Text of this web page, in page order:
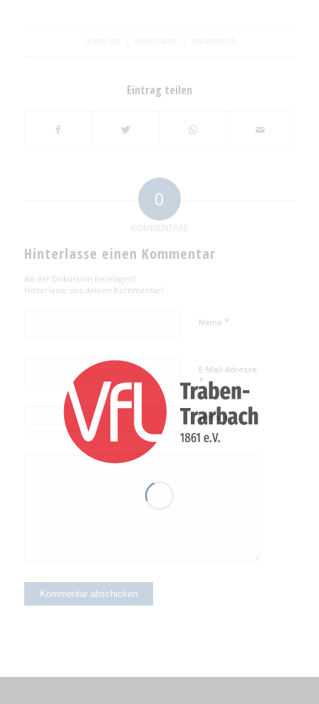
Eintrag teilen
0
KOMMENTARE
Hinterlasse einen Kommentar
An der Diskussion beteiligen?
Hinterlasse uns deinen Kommentar!
Name *
E-Mail-Adresse
*
Website